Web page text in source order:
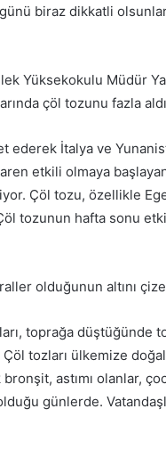
biraz dikkatli
Yüksekokulu Müdür
çöl tozunu fazla
ederek İtalya ve
etkili olmaya
Çöl tozu, özellikle
tozunun hafta sonu
olduğunun altını
toprağa düştüğünde
tozları ülkemize
astımı olanlar,
günlerde.